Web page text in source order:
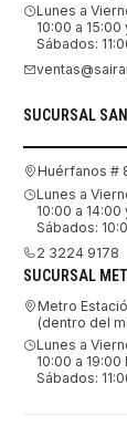
Lunes a
10:00 a 15:00
Sábados:
SUCURSAL
Huérfanos #
Lunes a
10:00 a 14:00
Sábados:
2 3224 9178
SUCURSAL
Metro
(dentro del
Lunes a
10:00 a 19:00
Sábados: